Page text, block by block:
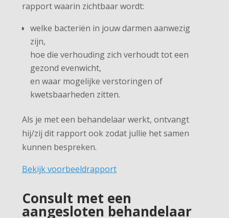
rapport waarin zichtbaar wordt:
welke bacteriën in jouw darmen aanwezig
zijn,
hoe die verhouding zich verhoudt tot een
gezond evenwicht,
en waar mogelijke verstoringen of
kwetsbaarheden zitten.
Als je met een behandelaar werkt, ontvangt
hij/zij dit rapport ook zodat jullie het samen
kunnen bespreken.
Bekijk voorbeeldrapport
Consult met een
aangesloten behandelaar